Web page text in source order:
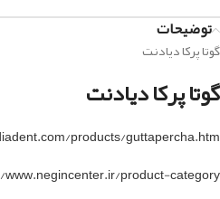
توضیحات
گوتا پرکا دیادنت
گوتا پرکا دیادنت
products/guttapercha.htm
product-category